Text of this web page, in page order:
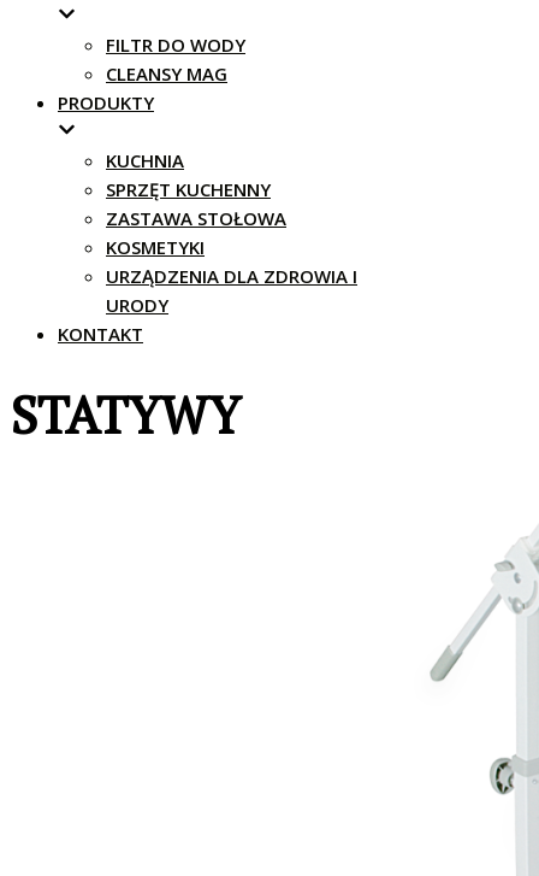
FILTR DO WODY
CLEANSY MAG
PRODUKTY
KUCHNIA
SPRZĘT KUCHENNY
ZASTAWA STOŁOWA
KOSMETYKI
URZĄDZENIA DLA ZDROWIA I
URODY
KONTAKT
STATYWY